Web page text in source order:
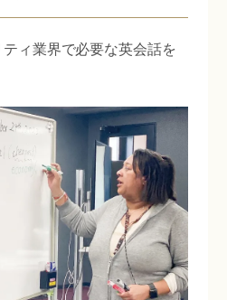
ィ業界で必要な英会話を